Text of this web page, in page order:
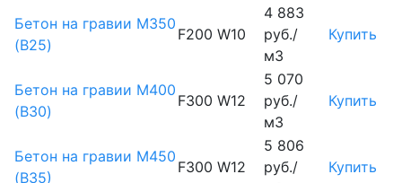
Бетон на гравии М350
(B25)
F200 W10
4 883
руб./
м3
Купить
Бетон на гравии М400
(B30)
F300 W12
5 070
руб./
м3
Купить
Бетон на гравии М450
(В35)
F300 W12
5 806
руб./
Купить